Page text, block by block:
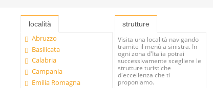
località
Abruzzo
Basilicata
Calabria
Campania
Emilia Romagna
strutture
Visita una località navigando
tramite il menù a sinistra. In
ogni zona d'Italia potrai
successivamente scegliere le
strutture turistiche
d'eccellenza che ti
proponiamo.